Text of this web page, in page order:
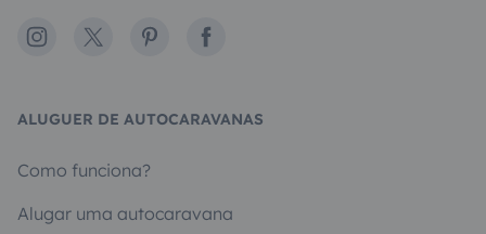
Instagram
X PinterestFacebook
ALUGUER DE AUTOCARAVANAS
Como funciona?
Alugar uma autocaravana